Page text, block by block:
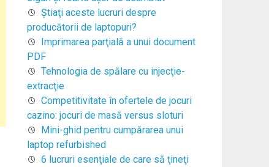
Ştiaţi aceste lucruri despre
producătorii de laptopuri?
Imprimarea parţială a unui document
PDF
Tehnologia de spălare cu injecţie-
extracţie
Competitivitate în ofertele de jocuri
cazino: jocuri de masă versus sloturi
Mini-ghid pentru cumpărarea unui
laptop refurbished
6 lucruri esenţiale de care să ţineţi